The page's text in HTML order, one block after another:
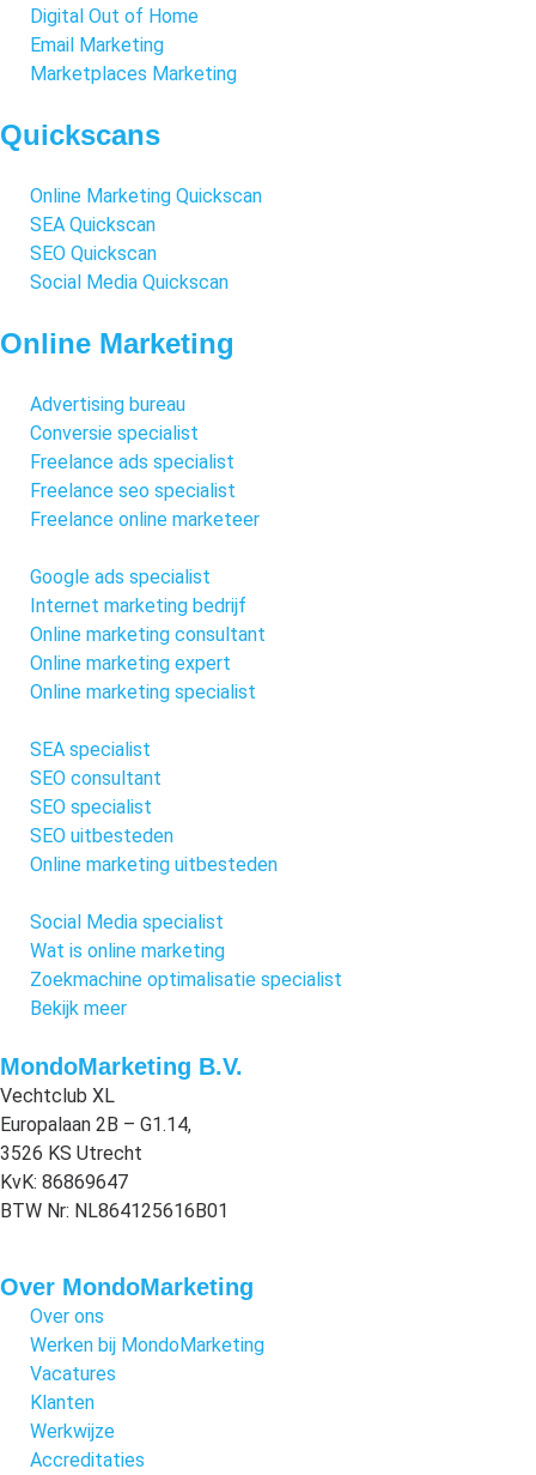
Digital Out of Home
Email Marketing
Marketplaces Marketing
Quickscans
Online Marketing Quickscan
SEA Quickscan
SEO Quickscan
Social Media Quickscan
Online Marketing
Advertising bureau
Conversie specialist
Freelance ads specialist
Freelance seo specialist
Freelance online marketeer
Google ads specialist
Internet marketing bedrijf
Online marketing consultant
Online marketing expert
Online marketing specialist
SEA specialist
SEO consultant
SEO specialist
SEO uitbesteden
Online marketing uitbesteden
Social Media specialist
Wat is online marketing
Zoekmachine optimalisatie specialist
Bekijk meer
MondoMarketing B.V.
Vechtclub XL
Europalaan 2B – G1.14,
3526 KS Utrecht
KvK: 86869647
BTW Nr: NL864125616B01
Over MondoMarketing
Over ons
Werken bij MondoMarketing
Vacatures
Klanten
Werkwijze
Accreditaties